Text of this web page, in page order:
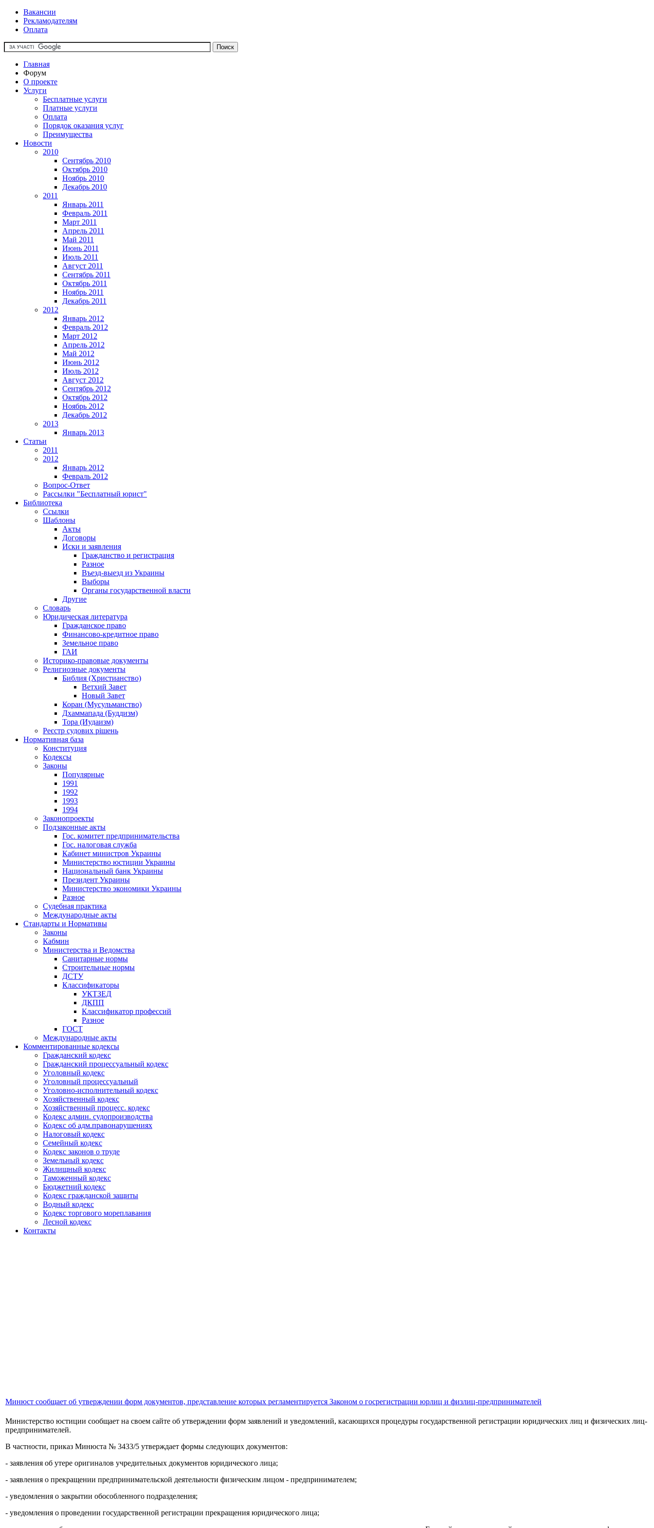
Вакансии
Рекламодателям
Оплата
Главная
Форум
О проекте
Услуги
Бесплатные услуги
Платные услуги
Оплата
Порядок оказания услуг
Преимущества
Новости
2010
Сентябрь 2010
Октябрь 2010
Ноябрь 2010
Декабрь 2010
2011
Январь 2011
Февраль 2011
Март 2011
Апрель 2011
Май 2011
Июнь 2011
Июль 2011
Август 2011
Сентябрь 2011
Октябрь 2011
Ноябрь 2011
Декабрь 2011
2012
Январь 2012
Февраль 2012
Март 2012
Апрель 2012
Май 2012
Июнь 2012
Июль 2012
Август 2012
Сентябрь 2012
Октябрь 2012
Ноябрь 2012
Декабрь 2012
2013
Январь 2013
Статьи
2011
2012
Январь 2012
Февраль 2012
Вопрос-Ответ
Рассылки "Бесплатный юрист"
Библиотека
Ссылки
Шаблоны
Акты
Договоры
Иски и заявления
Гражданство и регистрация
Разное
Въезд-выезд из Украины
Выборы
Органы государственной власти
Другие
Словарь
Юридическая литература
Гражданское право
Финансово-кредитное право
Земельное право
ГАИ
Историко-правовые документы
Религиозные документы
Библия (Христианство)
Ветхий Завет
Новый Завет
Коран (Мусульманство)
Дхаммапада (Буддизм)
Тора (Иудаизм)
Реєстр судових рішень
Нормативная база
Конституция
Кодексы
Законы
Популярные
1991
1992
1993
1994
Законопроекты
Подзаконные акты
Гос. комитет предпринимательства
Гос. налоговая служба
Кабинет министров Украины
Министерство юстиции Украины
Национальный банк Украины
Президент Украины
Министерство экономики Украины
Разное
Судебная практика
Международные акты
Стандарты и Нормативы
Законы
Кабмин
Министерства и Ведомства
Санитарные нормы
Строительные нормы
ДСТУ
Классификаторы
УКТЗЕД
ДКПП
Классификатор профессий
Разное
ГОСТ
Международные акты
Комментированные кодексы
Гражданский кодекс
Гражданский процессуальный кодекс
Уголовный кодекс
Уголовный процессуальный
Уголовно-исполнительный кодекс
Хозяйственный кодекс
Хозяйственный процесс. кодекс
Кодекс админ. судопроизводства
Кодекс об адм.правонарушениях
Налоговый кодекс
Семейный кодекс
Кодекс законов о труде
Земельный кодекс
Жилищный кодекс
Таможенный кодекс
Бюджетний кодекс
Кодекс гражданской защиты
Водный кодекс
Кодекс торгового мореплавания
Лесной кодекс
Контакты
Минюст сообщает об утверждении форм документов, представление которых регламентируется Законом о госрегистрации юрлиц и физлиц-предпринимателей
Министерство юстиции сообщает на своем сайте об утверждении форм заявлений и уведомлений, касающихся процедуры государственной регистрации юридических лиц и физических лиц-
предпринимателей.
В частности, приказ Минюста № 3433/5 утверждает формы следующих документов:
- заявления об утере оригиналов учредительных документов юридического лица;
- заявления о прекращении предпринимательской деятельности физическим лицом - предпринимателем;
- уведомления о закрытии обособленного подразделения;
- уведомления о проведении государственной регистрации прекращения юридического лица;